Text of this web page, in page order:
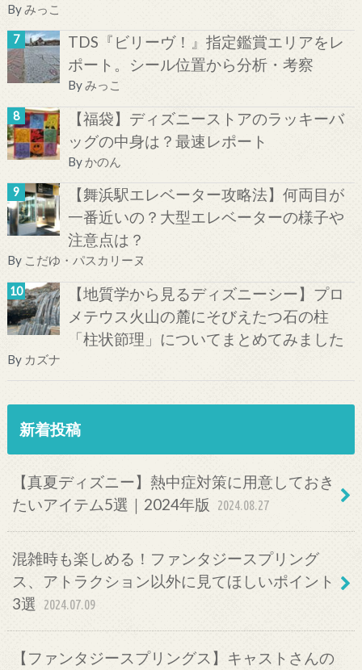
Byみっこ
TDS『ビリーヴ！』指定鑑賞エリアをレ
ポート。シール位置から分析・考察
Byみっこ
【福袋】ディズニーストアのラッキーバ
ッグの中身は？最速レポート
Byかのん
【舞浜駅エレベーター攻略法】何両目が
一番近いの？大型エレベーターの様子や
注意点は？
By こだゆ・パスカリーヌ
【地質学から見るディズニーシー】プロ
メテウス火山の麓にそびえたつ石の柱
「柱状節理」についてまとめてみました
By カズナ
新着投稿
【真夏ディズニー】熱中症対策に用意しておき
たいアイテム5選｜2024年版
2024.08.27
混雑時も楽しめる！ファンタジースプリング
ス、アトラクション以外に見てほしいポイント
3選
2024.07.09
【ファンタジースプリングス】キャストさんの